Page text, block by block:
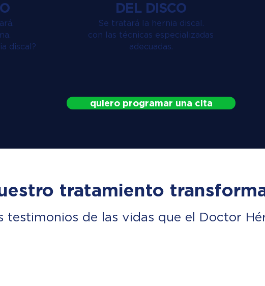
discal?
DEL DISCO
Se tratará la hernia discal.
con las técnicas especializadas
adecuadas.
quiero programar una cita
tratamiento
testimonios de las vidas que el Doctor